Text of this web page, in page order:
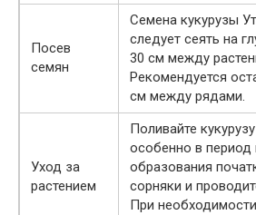
Посев
семян
Семена кукурузы
следует сеять на
30 см между
Рекомендуется
см между рядами.
Уход за
растением
Поливайте
особенно в период
образования
сорняки и
При